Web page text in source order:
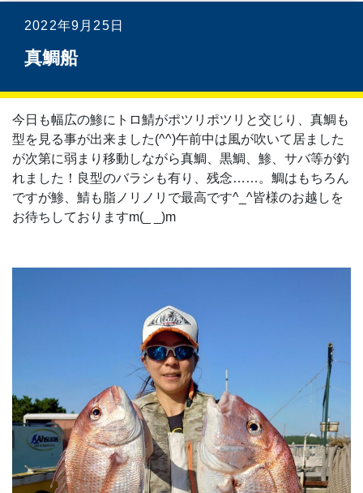
2022年9月25日
真鯛船
今日も幅広の鯵にトロ鯖がポツリポツリと交じり、真鯛も
型を見る事が出来ました(⁠^⁠^⁠)午前中は風が吹いて居ました
が次第に弱まり移動しながら真鯛、黒鯛、鯵、サバ等が釣
れました！良型のバラシも有り、残念……。鯛はもちろん
ですが鯵、鯖も脂ノリノリで最高です^⁠_⁠^皆様のお越しを
お待ちしておりますm(_ _)m